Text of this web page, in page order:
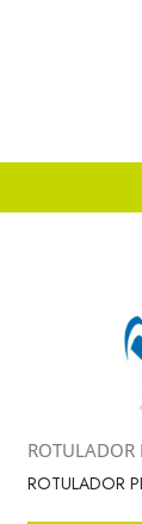
ROTULADOR
ROTULADOR